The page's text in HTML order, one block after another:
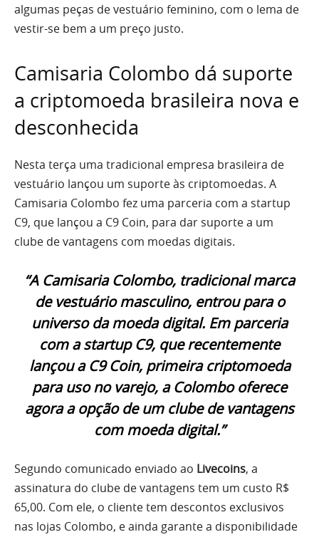
algumas peças de vestuário feminino, com o lema de
vestir-se bem a um preço justo.
Camisaria Colombo dá suporte
a criptomoeda brasileira nova e
desconhecida
Nesta terça uma tradicional empresa brasileira de
vestuário lançou um suporte às criptomoedas. A
Camisaria Colombo fez uma parceria com a startup
C9, que lançou a C9 Coin, para dar suporte a um
clube de vantagens com moedas digitais.
“A Camisaria Colombo, tradicional marca
de vestuário masculino, entrou para o
universo da moeda digital. Em parceria
com a startup C9, que recentemente
lançou a C9 Coin, primeira criptomoeda
para uso no varejo, a Colombo oferece
agora a opção de um clube de vantagens
com moeda digital.”
Segundo comunicado enviado ao Livecoins, a
assinatura do clube de vantagens tem um custo R$
65,00. Com ele, o cliente tem descontos exclusivos
nas lojas Colombo, e ainda garante a disponibilidade